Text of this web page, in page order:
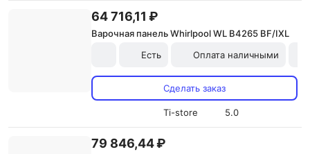
64 716,11 ₽
Варочная панель Whirlpool WL B4265 BF/IXL
Есть
Оплата наличными
Сделать заказ
Ti-store 5.0
79 846,44 ₽